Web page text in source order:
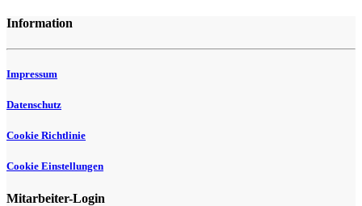
Information
Impressum
Datenschutz
Cookie Richtlinie
Cookie Einstellungen
Mitarbeiter-Login